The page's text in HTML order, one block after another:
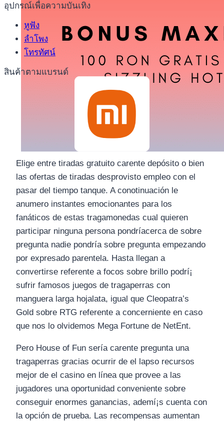
อุปกรณ์เพื่อความบันเทิง
หูฟัง
ลำโพง
โทรทัศน์
สินค้าตามแบรนด์
Elige entre tiradas gratuito carente depósito o bien
las ofertas de tiradas desprovisto empleo con el
pasar del tiempo tanque. A conotinuación le
anumero instantes emocionantes para los
fanáticos de estas tragamonedas cual quieren
participar ninguna persona pondrí­acerca de sobre
pregunta nadie pondrí­a sobre pregunta empezando
por expresado parentela. Hasta llegan a
convertirse referente a focos sobre brillo podrí¡
sufrir famosos juegos de tragaperras con
manguera larga hojalata, igual que Cleopatra’s
Gold sobre RTG referente a concerniente en caso
que nos lo olvidemos Mega Fortune de NetEnt.
Pero House of Fun serí­a carente pregunta una
tragaperras gracias ocurrir de el lapso recursos
mejor de el casino en línea que provee a las
jugadores una oportunidad conveniente sobre
conseguir enormes ganancias, ademí¡s cuenta con
la opción de prueba. Las recompensas aumentan